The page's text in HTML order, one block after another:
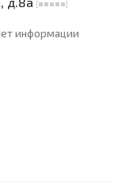
информации